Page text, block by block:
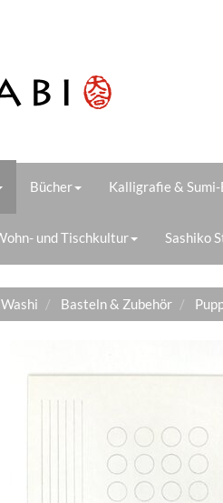
Bücher Kalligrafie & Sumi-
und Tischkultur Sashiko
Basteln & Zubehör